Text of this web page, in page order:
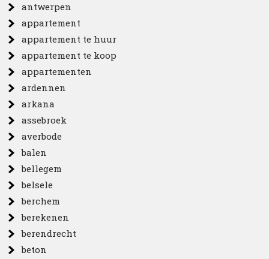
antwerpen
appartement
appartement te huur
appartement te koop
appartementen
ardennen
arkana
assebroek
averbode
balen
bellegem
belsele
berchem
berekenen
berendrecht
beton